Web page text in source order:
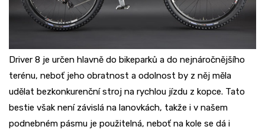
Driver 8 je určen hlavně do bikeparků a do nejnáročnějšího
terénu, neboť jeho obratnost a odolnost by z něj měla
udělat bezkonkurenční stroj na rychlou jízdu z kopce. Tato
bestie však není závislá na lanovkách, takže i v našem
podnebném pásmu je použitelná, neboť na kole se dá i